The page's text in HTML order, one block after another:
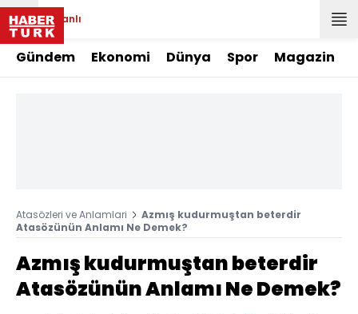
Canlı
Gündem Ekonomi Dünya Spor Magazin
Atasözleri ve Anlamlari
Azmış kudurmuştan beterdir
Atasözünün Anlamı Ne Demek?
Azmış kudurmuştan beterdir
Atasözünün Anlamı Ne Demek?